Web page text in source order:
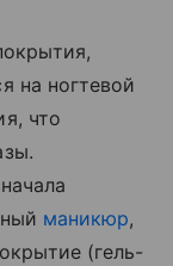
на ногтевой
что
маникюр,
(гель-